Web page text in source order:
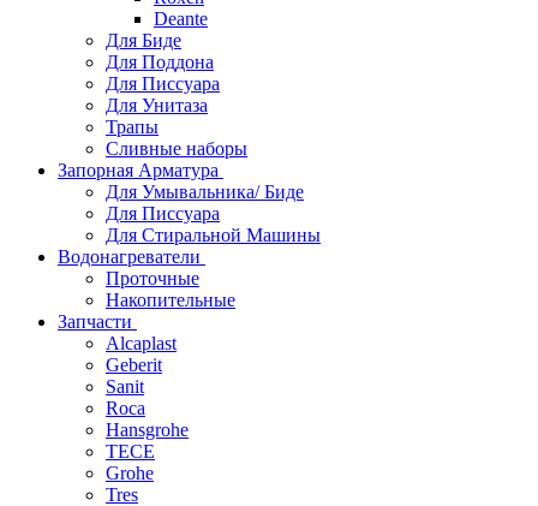
Deante
Для Биде
Для Поддона
Для Писсуара
Для Унитаза
Трапы
Сливные наборы
Запорная Арматура
Для Умывальника/ Биде
Для Писсуара
Для Стиральной Машины
Водонагреватели
Проточные
Накопительные
Запчасти
Alcaplast
Geberit
Sanit
Roca
Hansgrohe
TECE
Grohe
Tres